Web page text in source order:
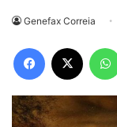
Genefax Correia
Facebook